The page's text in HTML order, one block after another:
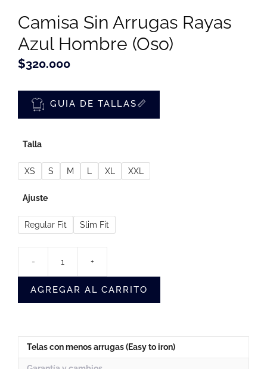
Camisa Sin Arrugas Rayas
Azul Hombre (Oso)
$320.000
GUIA DE TALLAS📏
Talla
XS S M L XL XXL
Ajuste
Regular Fit Slim Fit
-
Sin
Arrugas
Rayas
cantidad
+
AGREGAR AL CARRITO
Telas con menos arrugas (Easy to iron)